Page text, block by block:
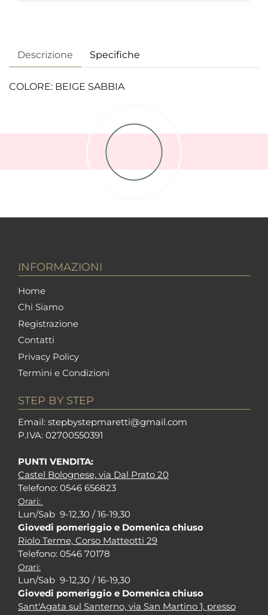
Descrizione Specifiche
COLORE: BEIGE SABBIA
INFORMAZIONI
Home
Chi Siamo
Registrazione
Contatti
Privacy Policy
Termini e Condizioni
STEP BY STEP
Email: stepbystepmaretti@gmail.com
P.IVA: 02700550391
PUNTI VENDITA:
Castel Bolognese, via Dal Prato 20
Telefono: 0546 656823
Orari:
Lun/Sab 9-12,30 / 16-19,30
Giovedi pomeriggio e Domenica chiuso
Riolo Terme, Corso Matteotti 29
Telefono: 0546 70178
Orari:
Lun/Sab 9-12,30 / 16-19,30
Giovedi pomeriggio e Domenica chiuso
Sant'Agata sul Santerno, via San Martino 1, presso